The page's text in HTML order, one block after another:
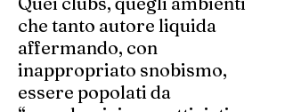
che tanto autore liquida
affermando, con
inappropriato snobismo,
essere popolati da